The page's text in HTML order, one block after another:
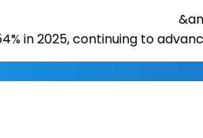
in 2025, continuing to